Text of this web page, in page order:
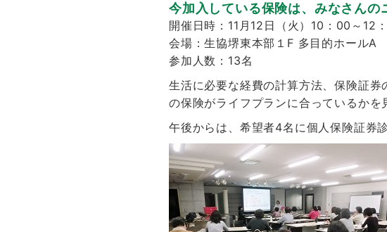
今加入している保険は、みなさんの
開催日時：11月12日（火）10：00～12
会場：生協堺東本部１F 多目的ホールA
参加人数：13名
生活に必要な経費の計算方法、保険証
の保険がライフプランに合っているかを
午後からは、希望者4名に個人保険証券